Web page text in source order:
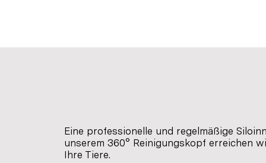
Eine professionelle und regelmäßige
unserem 360° Reinigungskopf erreichen
Ihre Tiere.